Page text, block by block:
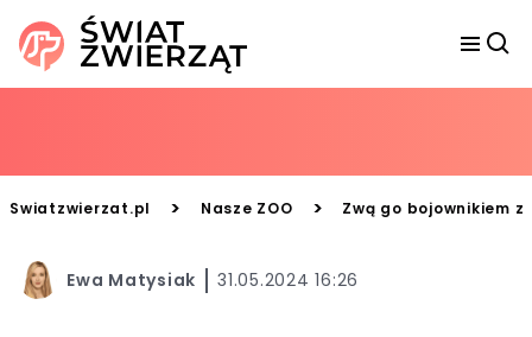
Swiatzwierzat.pl > Nasze ZOO > Zwą go bojownikiem z
Ewa Matysiak 31.05.2024 16:26